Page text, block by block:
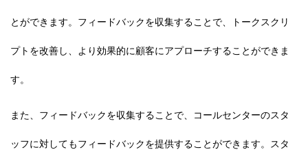
とができます。フィードバックを収集することで、トークスクリ
プトを改善し、より効果的に顧客にアプローチすることができま
す。
また、フィードバックを収集することで、コールセンターのスタ
ッフに対してもフィードバックを提供することができます。スタ